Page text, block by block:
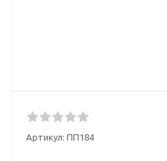
Артикул: ПП184